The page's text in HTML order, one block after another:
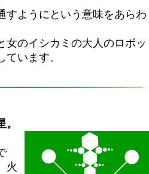
すようにという意味をあらわ
女のイシカミの大人のロボッ
ています。
火